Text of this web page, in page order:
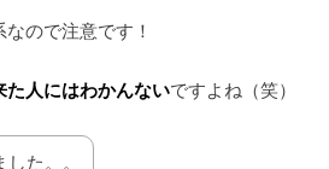
ので注意です！
た人にはわかんないですよね（笑）
た。。